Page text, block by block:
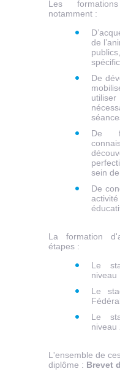
Les
notamment :
de
De
utiliser
De
sein
De
La formation
étapes :
Le
niveau
Le
Le
niveau
L'ensemble de
diplôme : Brevet